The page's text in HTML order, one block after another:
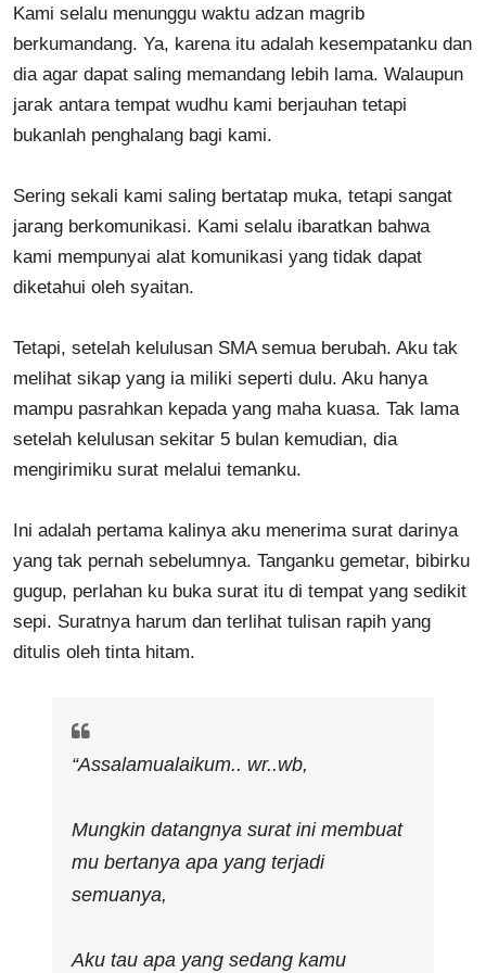
Kami selalu menunggu waktu adzan magrib
berkumandang. Ya, karena itu adalah kesempatanku dan
dia agar dapat saling memandang lebih lama. Walaupun
jarak antara tempat wudhu kami berjauhan tetapi
bukanlah penghalang bagi kami.
Sering sekali kami saling bertatap muka, tetapi sangat
jarang berkomunikasi. Kami selalu ibaratkan bahwa
kami mempunyai alat komunikasi yang tidak dapat
diketahui oleh syaitan.
Tetapi, setelah kelulusan SMA semua berubah. Aku tak
melihat sikap yang ia miliki seperti dulu. Aku hanya
mampu pasrahkan kepada yang maha kuasa. Tak lama
setelah kelulusan sekitar 5 bulan kemudian, dia
mengirimiku surat melalui temanku.
Ini adalah pertama kalinya aku menerima surat darinya
yang tak pernah sebelumnya. Tanganku gemetar, bibirku
gugup, perlahan ku buka surat itu di tempat yang sedikit
sepi. Suratnya harum dan terlihat tulisan rapih yang
ditulis oleh tinta hitam.
“Assalamualaikum.. wr..wb,
Mungkin datangnya surat ini membuat
mu bertanya apa yang terjadi
semuanya,
Aku tau apa yang sedang kamu